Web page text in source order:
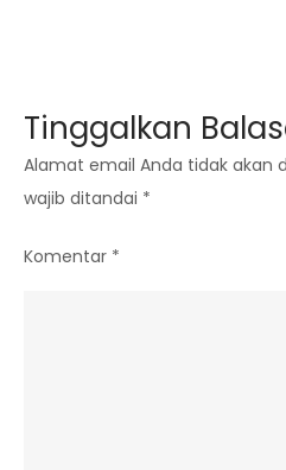
Tinggalkan
Alamat email Anda tidak akan
wajib ditandai *
Komentar *